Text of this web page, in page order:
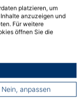
platzieren, um
anzuzeigen und
Für weitere
öffnen Sie die
Nein, anpassen